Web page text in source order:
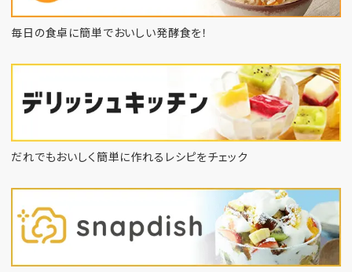
毎日の食卓に簡単でおいしい発酵食を！
だれでもおいしく簡単に作れるレシピをチェック